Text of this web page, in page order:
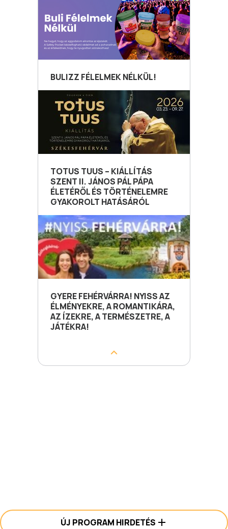
BULIZZ FÉLELMEK NÉLKÜL!
TOTUS TUUS – KIÁLLÍTÁS
SZENT II. JÁNOS PÁL PÁPA
ÉLETÉRŐL ÉS TÖRTÉNELEMRE
GYAKOROLT HATÁSÁRÓL
GYERE FEHÉRVÁRRA! NYISS AZ
ÉLMÉNYEKRE, A ROMANTIKÁRA,
AZ ÍZEKRE, A TERMÉSZETRE, A
JÁTÉKRA!
ÚJ PROGRAM HIRDETÉS